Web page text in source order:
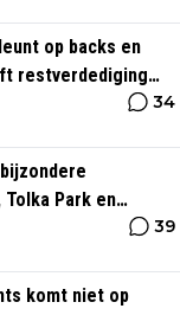
op backs en
restverdediging
34
Park en
39
komt niet op